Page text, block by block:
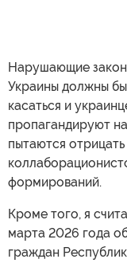
Нарушающие
Украины должны
касаться и
пропагандируют
пытаются
формирований.
Кроме того, я
марта 2026 года
граждан